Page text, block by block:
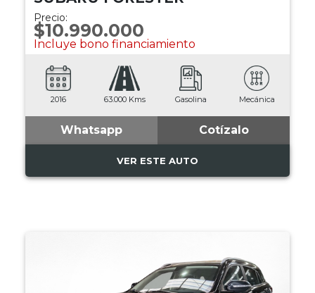
Precio:
$10.990.000
Incluye bono financiamiento
2016 63.000 Kms Gasolina Mecánica
Whatsapp Cotízalo
VER ESTE AUTO